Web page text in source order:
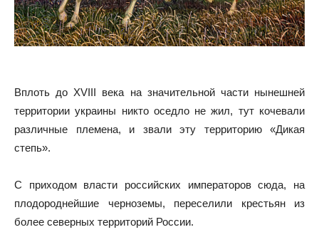
Вплоть до XVIII века на значительной части нынешней
территории украины никто оседло не жил, тут кочевали
различные племена, и звали эту территорию «Дикая
степь».
С приходом власти российских императоров сюда, на
плодороднейшие черноземы, переселили крестьян из
более северных территорий России.